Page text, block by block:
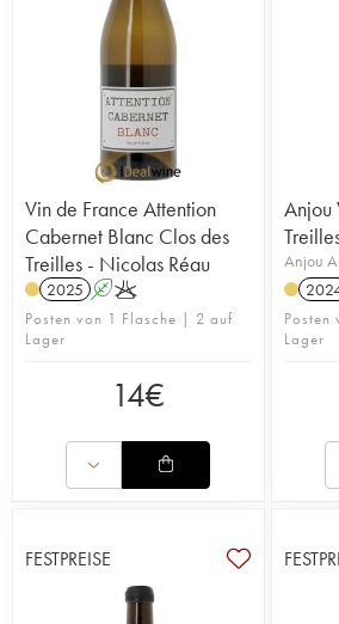
Vin de France Attention
Cabernet Blanc Clos des
Treilles - Nicolas Réau
2025 AK
Posten von 1 Flasche | 2 auf
Lager
14€
Anjou
Anjou
Lager
FESTPREISE